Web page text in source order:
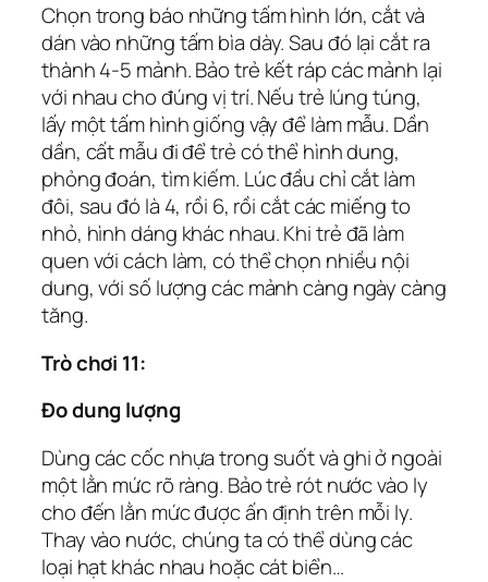
Chọn trong báo những tấm hình lớn, cắt và
dán vào những tấm bìa dày. Sau đó lại cắt ra
thành 4-5 mảnh. Bảo trẻ kết ráp các mảnh lại
với nhau cho đúng vị trí. Nếu trẻ lúng túng,
lấy một tấm hình giống vậy để làm mẫu. Dần
dần, cất mẫu đi để trẻ có thể hình dung,
phỏng đoán, tìm kiếm. Lúc đầu chỉ cắt làm
đôi, sau đó là 4, rồi 6, rồi cắt các miếng to
nhỏ, hình dáng khác nhau. Khi trẻ đã làm
quen với cách làm, có thể chọn nhiều nội
dung, với số lượng các mảnh càng ngày càng
tăng.
Trò chơi 11:
Đo dung lượng
Dùng các cốc nhựa trong suốt và ghi ở ngoài
một lằn mức rõ ràng. Bảo trẻ rót nước vào ly
cho đến lằn mức được ấn định trên mỗi ly.
Thay vào nước, chúng ta có thể dùng các
loại hạt khác nhau hoặc cát biển…